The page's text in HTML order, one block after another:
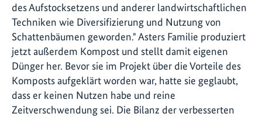
des Aufstocksetzens und anderer landwirtschaftlichen
Techniken wie Diversifizierung und Nutzung von
Schattenbäumen geworden." Asters Familie produziert
jetzt außerdem Kompost und stellt damit eigenen
Dünger her. Bevor sie im Projekt über die Vorteile des
Komposts aufgeklärt worden war, hatte sie geglaubt,
dass er keinen Nutzen habe und reine
Zeitverschwendung sei. Die Bilanz der verbesserten